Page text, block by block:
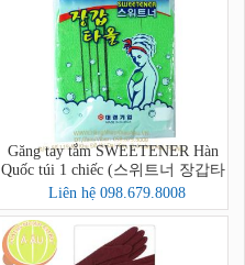
Găng tay tắm SWEETENER Hàn
Quốc túi 1 chiếc (스위트너 장갑타
올)-hết
Liên hệ 098.679.8008